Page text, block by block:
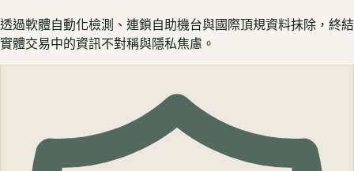
透過軟體自動化檢測、連鎖自助機台與國際頂規資料抹除，終結
實體交易中的資訊不對稱與隱私焦慮。